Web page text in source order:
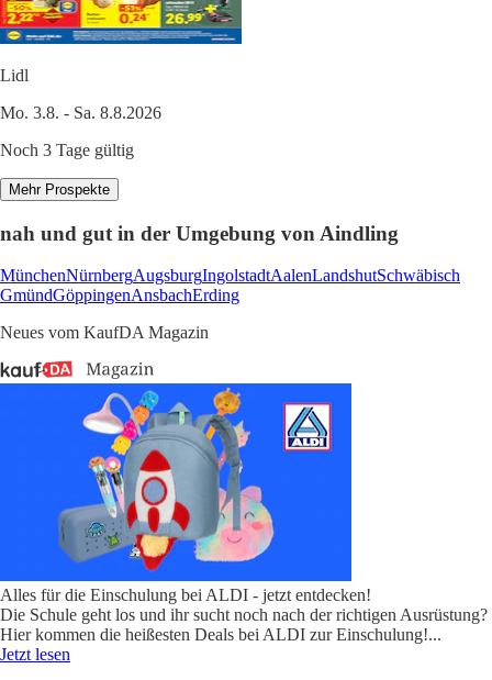
Lidl
Mo. 3.8. - Sa. 8.8.2026
Noch 3 Tage gültig
Mehr Prospekte
nah und gut in der Umgebung von Aindling
MünchenNürnbergAugsburgIngolstadtAalenLandshutSchwäbisch
GmündGöppingenAnsbachErding
Neues vom KaufDA Magazin
Alles für die Einschulung bei ALDI - jetzt entdecken!
Die Schule geht los und ihr sucht noch nach der richtigen Ausrüstung?
Hier kommen die heißesten Deals bei ALDI zur Einschulung!...
Jetzt lesen